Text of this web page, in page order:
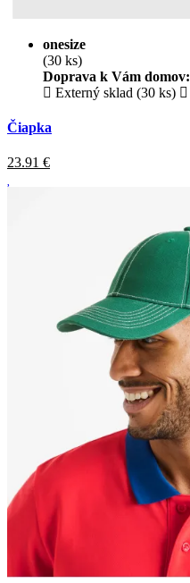
onesize
(30 ks)
Doprava k Vám domov:
Externý sklad (30 ks)
Čiapka
23.91 €